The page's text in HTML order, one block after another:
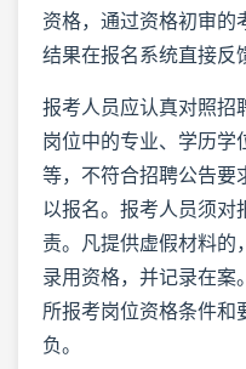
资格，通过资格初审的
结果在报名系统直接反
报考人员应认真对照招
岗位中的专业、学历学
等，不符合招聘公告要
以报名。报考人员须对
责。凡提供虚假材料的
录用资格，并记录在案
所报考岗位资格条件和
负。